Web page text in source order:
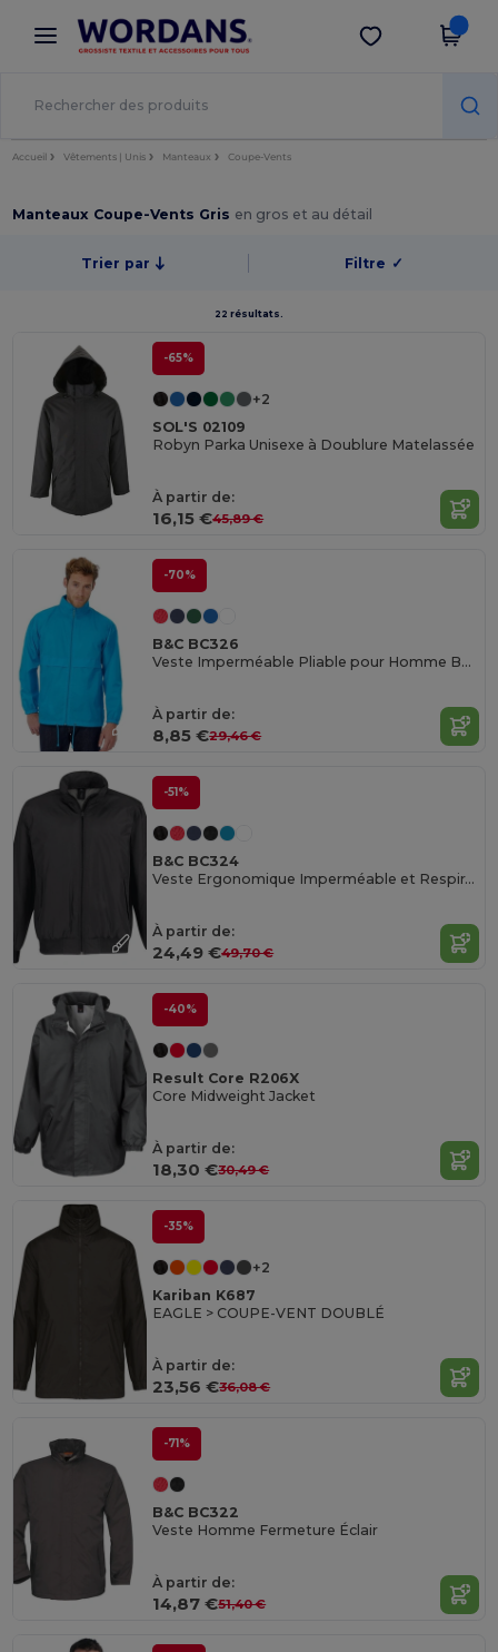
× Appli Wordans
Meilleurs prix sur l’app !
Obtenir l'appli
Accueil Vêtements | Unis Manteaux Coupe-Vents
Manteaux Coupe-Vents Gris en gros et au détail
Trier par Filtre ✓
22 résultats.
-65%
+2
SOL'S 02109
Robyn Parka Unisexe à Doublure Matelassée
À partir de:
16,15 €45,89 €
-70%
B&C BC326
Veste Imperméable Pliable pour Homme BC326
À partir de:
8,85 €29,46 €
-51%
B&C BC324
Veste Ergonomique Imperméable et Respirante
À partir de:
24,49 €49,70 €
-40%
Result Core R206X
Core Midweight Jacket
À partir de:
18,30 €30,49 €
-35%
+2
Kariban K687
EAGLE > COUPE-VENT DOUBLÉ
À partir de:
23,56 €36,08 €
-71%
B&C BC322
Veste Homme Fermeture Éclair
À partir de:
14,87 €51,40 €